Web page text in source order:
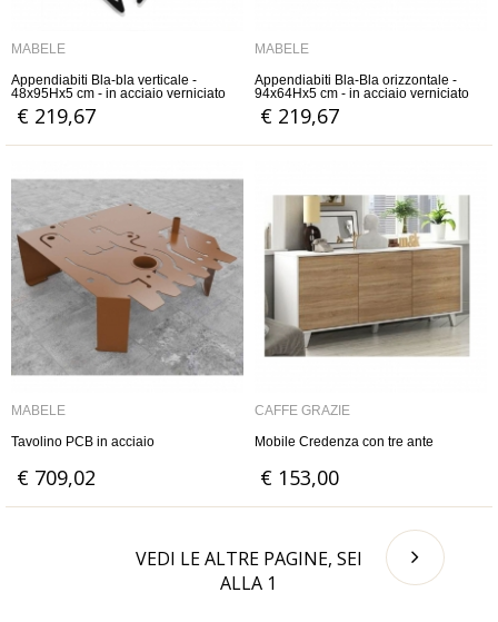
MABELE
Appendiabiti Bla-bla verticale -
48x95Hx5 cm - in acciaio verniciato
€ 219,67
MABELE
Appendiabiti Bla-Bla orizzontale -
94x64Hx5 cm - in acciaio verniciato
€ 219,67
MABELE
Tavolino PCB in acciaio
€ 709,02
CAFFÈ GRAZIE
Mobile Credenza con tre ante
€ 153,00
VEDI LE ALTRE PAGINE, SEI
ALLA 1